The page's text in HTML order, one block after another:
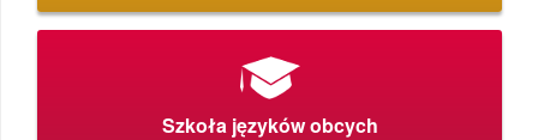
Szkoła języków obcych